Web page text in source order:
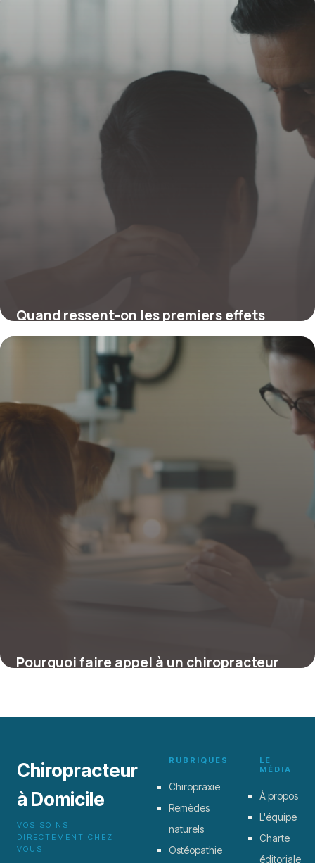
Quand ressent-on les premiers effets
après une séance de chiropractie ?
Pourquoi faire appel à un chiropracteur
Chiropracteur
à Domicile
VOS SOINS
DIRECTEMENT CHEZ
VOUS
RUBRIQUES
Chiropraxie
Remèdes
naturels
Ostéopathie
LE
MÉDIA
À propos
L'équipe
Charte
éditoriale